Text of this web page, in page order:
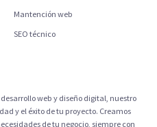
Mantención web
SEO técnico
web y diseño digital, nuestro
y el éxito de tu proyecto. Creamos
de tu negocio, siempre con